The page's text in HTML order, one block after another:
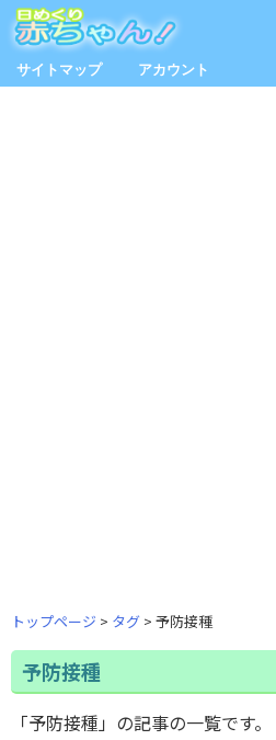
サイトマップ アカウント
トップページ タグ 予防接種
予防接種
「予防接種」の記事の一覧です。